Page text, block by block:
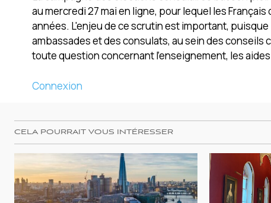
au mercredi 27 mai en ligne, pour lequel les
années. L'enjeu de ce scrutin est important,
ambassades et des consulats, au sein des
toute question concernant l’enseignement, les
Connexion
CELA POURRAIT VOUS INTÉRESSER